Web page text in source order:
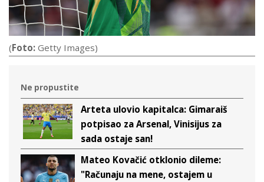
(Foto: Getty Images)
Ne propustite
Arteta ulovio kapitalca: Gimaraiš
potpisao za Arsenal, Vinisijus za
sada ostaje san!
Mateo Kovačić otklonio dileme:
"Računaju na mene, ostajem u